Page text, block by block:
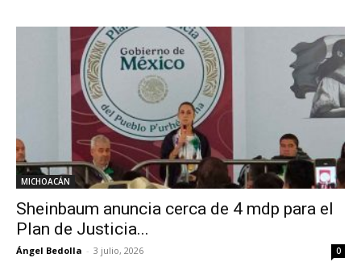
MICHOACÁN
Sheinbaum anuncia cerca de 4 mdp para el
Plan de Justicia...
Ángel Bedolla - 3 julio, 2026 0